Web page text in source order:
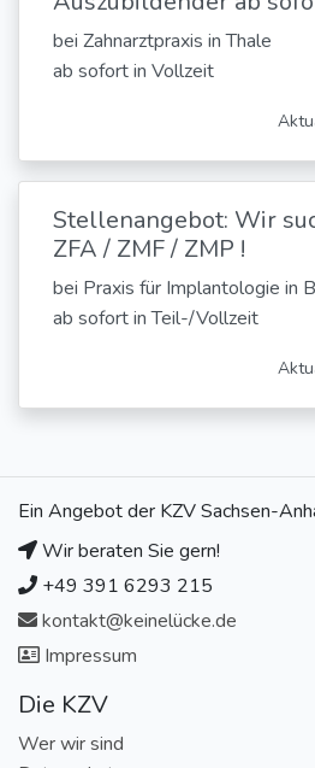
bei Zahnarztpraxis in Thale
ab sofort in Vollzeit
Stellenangebot: Wir
ZFA / ZMF / ZMP !
bei Praxis für Implantologie in
ab sofort in Teil-/Vollzeit
Ein Angebot der KZV Sachsen-
Wir beraten Sie gern!
+49 391 6293 215
kontakt@keinelücke.de
Impressum
Die KZV
Wer wir sind